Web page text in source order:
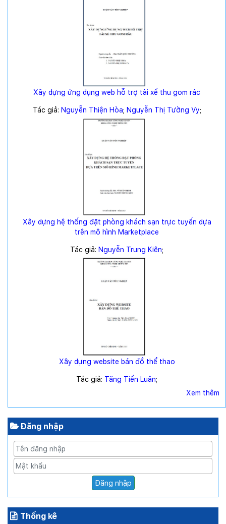
Xây dựng ứng dụng web hỗ trợ tài xế thu gom rác
Tác giả: Nguyễn Thiện Hòa; Nguyễn Thị Tường Vy;
Xây dựng hệ thống đặt phòng khách sạn trực tuyến dựa
trên mô hình Marketplace
Tác giả: Nguyễn Trung Kiên;
Xây dựng website bán đồ thể thao
Tác giả: Tăng Tiến Luân;
Xem thêm
Đăng nhập
Đăng nhập
Thống kê